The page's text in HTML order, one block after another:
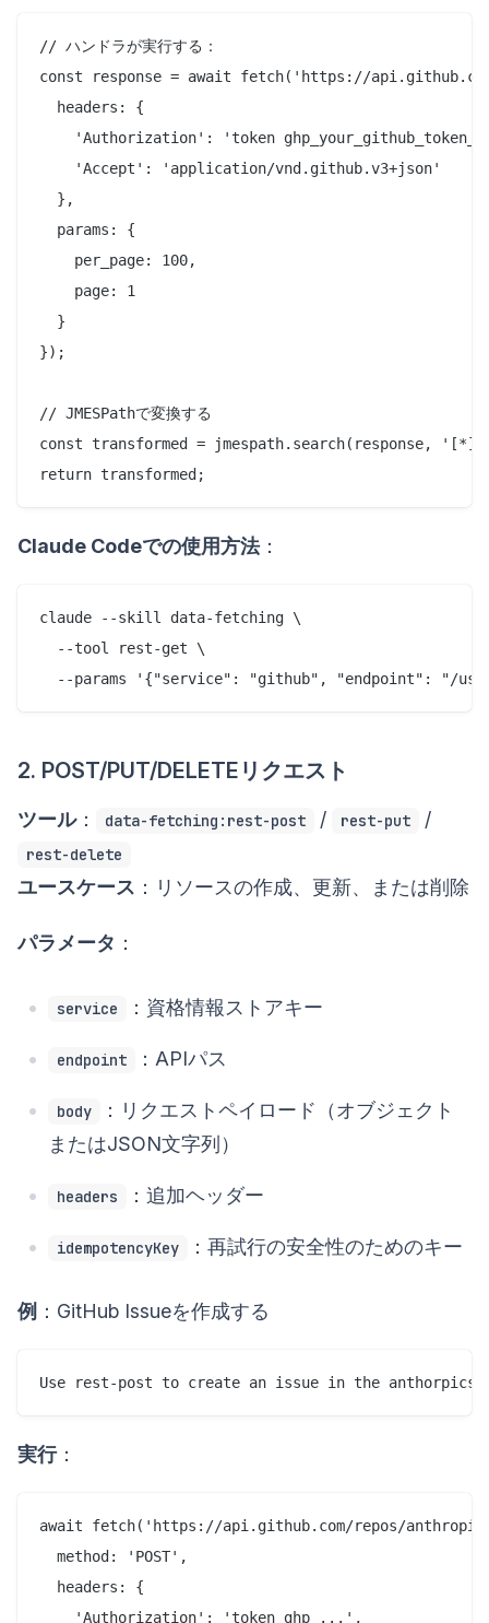
// ハンドラが実行する：
const response = await fetch('https://
  headers: {
'Authorization': 'token
    'Accept': 'application/vnd.github.v3+json'
  },
  params: {
    per_page: 100,
    page: 1
  }
});
// JMESPathで変換する
const transformed = jmespath.search(response,
Claude Codeでの使用方法：
claude --skill data-fetching \
  --tool rest-get \
2. POST/PUT/DELETEリクエスト
ツール： data-fetching:rest-post / rest-put /
rest-delete
ユースケース ：リソースの作成、更新、または削除
パラメータ ：
service ：資格情報ストアキー
endpoint ：APIパス
body
：リクエストペイロード（オブジェクト
またはJSON文字列）
headers ：追加ヘッダー
idempotencyKey ：再試行の安全性のためのキー
例 ：GitHub Issueを作成する
実行：
await fetch('https://api.github.com/repos/
  method: 'POST',
  headers: {
    'Authorization': 'token ghp_...',